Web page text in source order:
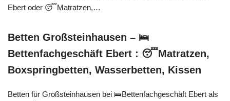
Ebert oder 😴Matratzen,…
Betten Großsteinhausen – 🛌
Bettenfachgeschäft Ebert : 😴Matratzen,
Boxspringbetten, Wasserbetten, Kissen
Betten für Großsteinhausen bei 🛌Bettenfachgeschäft Ebert als